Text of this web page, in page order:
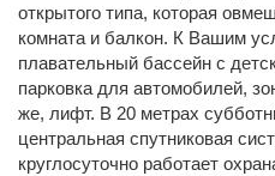
открытого типа, которая
комната и балкон. К Вашим
плавательный бассейн с
парковка для автомобилей,
же, лифт. В 20 метрах
центральная спутниковая
круглосуточно работает